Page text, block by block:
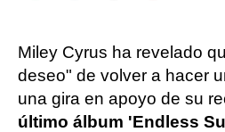
Miley Cyrus ha revelado
deseo" de volver a hacer
una gira en apoyo de su
último álbum 'Endless